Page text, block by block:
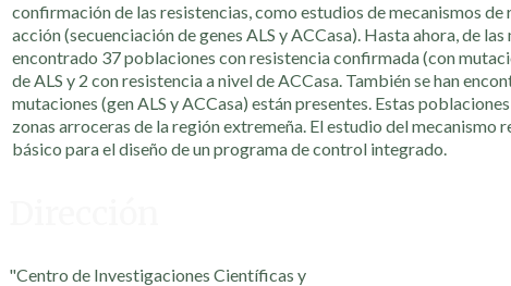
confirmación de las resistencias, como estudios de mecanismos de
acción (secuenciación de genes ALS y ACCasa). Hasta ahora, de las
encontrado 37 poblaciones con resistencia confirmada (con
de ALS y 2 con resistencia a nivel de ACCasa. También se han
mutaciones (gen ALS y ACCasa) están presentes. Estas
zonas arroceras de la región extremeña. El estudio del mecanismo
básico para el diseño de un programa de control integrado.
"Centro de Investigaciones Científicas y